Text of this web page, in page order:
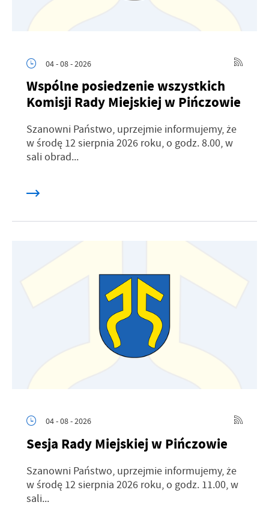
04 - 08 - 2026
Wspólne posiedzenie wszystkich
Komisji Rady Miejskiej w Pińczowie
Szanowni Państwo, uprzejmie informujemy, że
w środę 12 sierpnia 2026 roku, o godz. 8.00, w
sali obrad...
04 - 08 - 2026
Sesja Rady Miejskiej w Pińczowie
Szanowni Państwo, uprzejmie informujemy, że
w środę 12 sierpnia 2026 roku, o godz. 11.00, w
sali...